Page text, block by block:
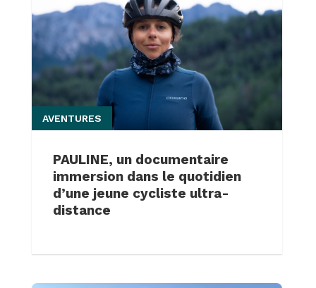
PAULINE, un documentaire
immersion dans le quotidien
d’une jeune cycliste ultra-
distance
AVENTURES